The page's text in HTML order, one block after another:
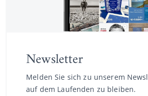
Newsletter
Melden Sie sich zu unserem
auf dem Laufenden zu bleiben.